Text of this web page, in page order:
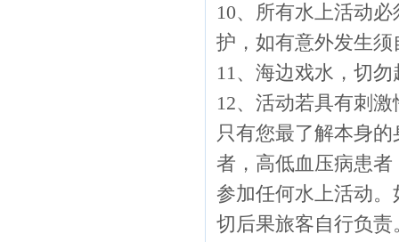
10、所有水上活动
护，如有意外发生须
11、海边戏水，切
12、活动若具有刺
只有您最了解本身
者，高低血压病患
参加任何水上活动
切后果旅客自行负责